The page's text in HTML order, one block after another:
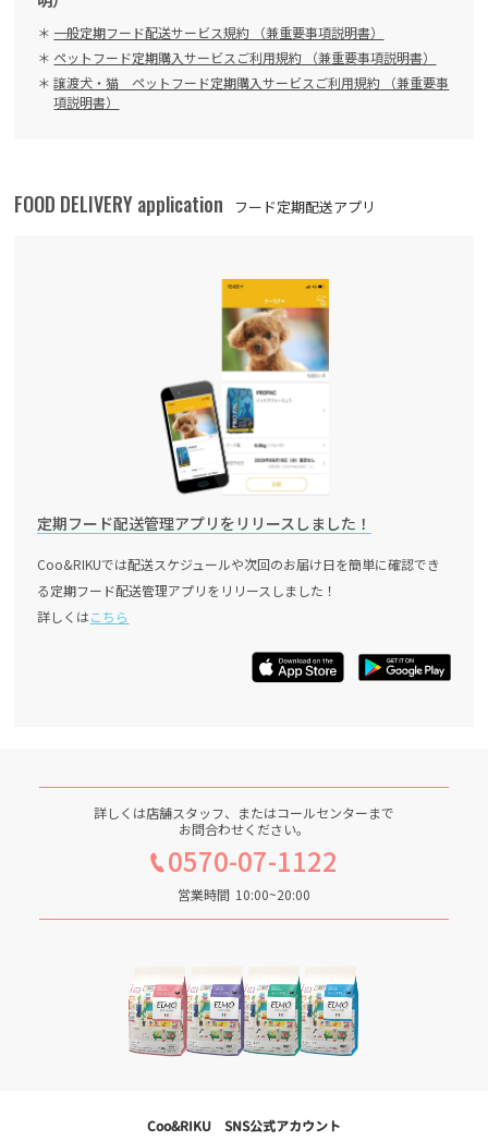
一般定期フード配送サービス規約 （兼重要事項説明書）
ペットフード定期購入サービスご利用規約 （兼重要事項説明書）
譲渡犬・猫 ペットフード定期購入サービスご利用規約 （兼重要事
項説明書）
FOOD DELIVERY application フード定期配送アプリ
定期フード配送管理アプリをリリースしました！
Coo&RIKUでは配送スケジュールや次回のお届け日を簡単に確認でき
る定期フード配送管理アプリをリリースしました！
詳しくはこちら
詳しくは店舗スタッフ、またはコールセンターまで
お問合わせください。
0570-07-1122
営業時間 10:00~20:00
Coo&RIKU SNS公式アカウント